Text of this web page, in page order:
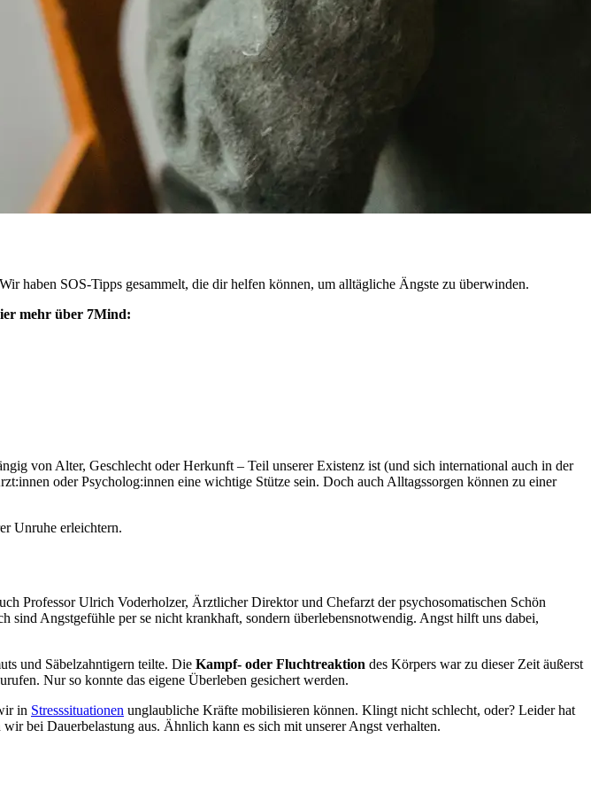
haben SOS-Tipps gesammelt, die dir helfen können, um alltägliche Ängste zu überwinden.
mehr über 7Mind:
von Alter, Geschlecht oder Herkunft – Teil unserer Existenz ist (und sich international auch in der
oder Psycholog:innen eine wichtige Stütze sein. Doch auch Alltagssorgen können zu einer
Unruhe erleichtern.
Professor Ulrich Voderholzer, Ärztlicher Direktor und Chefarzt der psychosomatischen Schön
Angstgefühle per se nicht krankhaft, sondern überlebensnotwendig. Angst hilft uns dabei,
und Säbelzahntigern teilte. Die Kampf- oder Fluchtreaktion des Körpers war zu dieser Zeit äußerst
Nur so konnte das eigene Überleben gesichert werden.
in Stresssituationen unglaubliche Kräfte mobilisieren können. Klingt nicht schlecht, oder? Leider hat
bei Dauerbelastung aus. Ähnlich kann es sich mit unserer Angst verhalten.